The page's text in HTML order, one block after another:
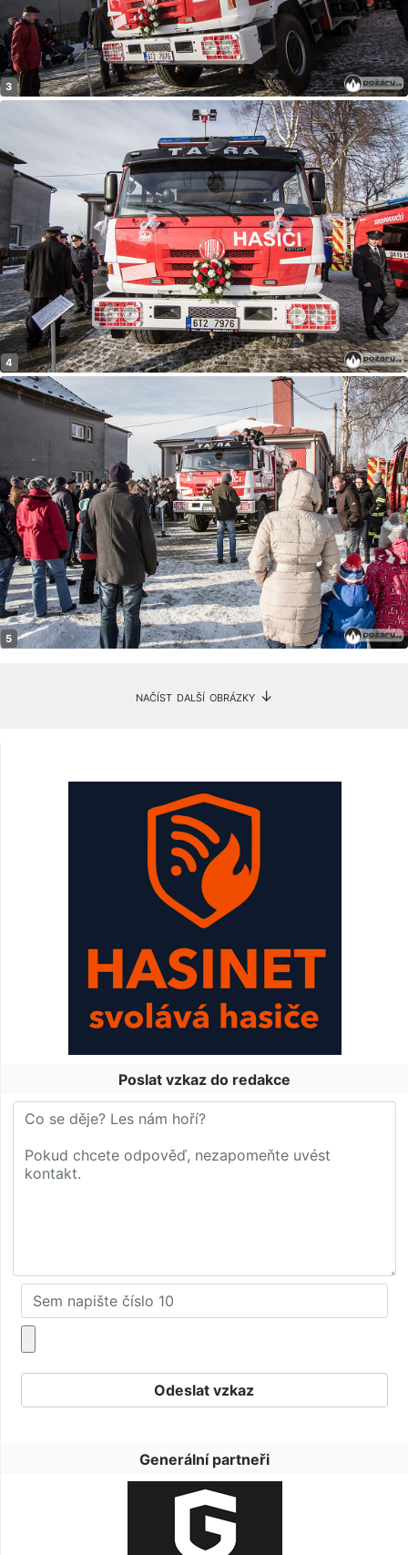
načíst další obrázky ↓
Poslat vzkaz do redakce
Generální partneři